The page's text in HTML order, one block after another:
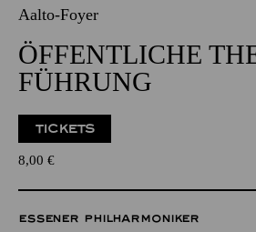
Aalto-Foyer
ÖFFENTLICHE
FÜHRUNG
TICKETS
8,00 €
ESSENER PHILHARMONIKER